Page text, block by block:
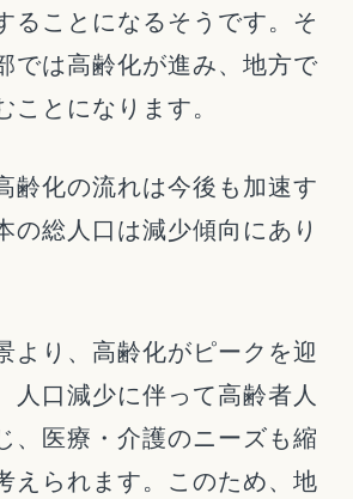
ることになるそうです。そ
では高齢化が進み、地方で
ことになります。
齢化の流れは今後も加速す
の総人口は減少傾向にあり
より、高齢化がピークを迎
人口減少に伴って高齢者人
、医療・介護のニーズも縮
えられます。このため、地